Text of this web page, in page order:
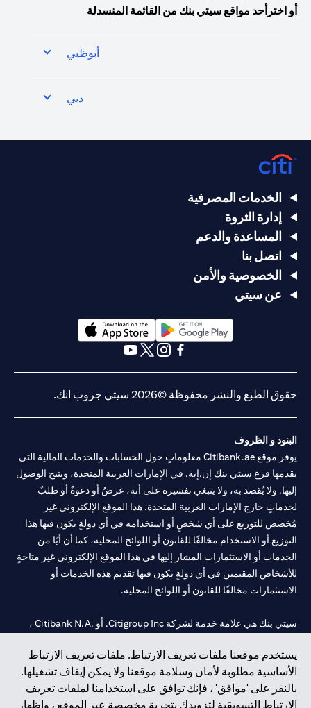
أو اخترأحد مواقع سيتي بنك من القائمة المنسدلة
أبوظبي
دبي
يستخدم موقعنا ملفات تعريف الارتباط. ملفات تعريف الارتباط
الأساسية مطلوبة لأمان وسلامة موقعنا ولا يمكن إيقاف تشغيلها.
بالنقر على 'موافق' ، فإنك توافق على استخدامنا لملفات تعريف
الارتباط التسويقية لتزويدك بتجربة مخصصة عبر الموقع ، وإظهار
الخدمات المصرفية
إدارة الثروة
المساعدة والدعم
اتصل بنا
الخصوصية والأمن
عن سيتي
(opens in a new tab)
حقوق الطبع والنشر محفوظة ©2026 سيتي جروب انك.
البنود و الظروف
يوفر موقع Citibank.ae معلوماتٍ حول الحسابات والخدمات المالية التي
يقدمها فرع سيتي بنك إن.إيه. في الإمارات العربية المتحدة، ويتيح الوصول
إليها. ولا يُقصد به، ولا ينبغي تفسيره على أنه، عرضٌ أو دعوةٌ أو طلبٌ
لخدماتٍ خارج الإمارات العربية المتحدة. هذا الموقع الإلكتروني غير
مُخصص للتوزيع على أي شخصٍ أو استخدامه في أي دولةٍ يكون فيها هذا
التوزيع أو الاستخدام مخالفًا للقانون أو اللوائح المحلية، كما أن أيًا من
الخدمات أو الاستثمارات المشار إليها في هذا الموقع الإلكتروني غير متاحةٍ
للأشخاص المقيمين في أي دولةٍ يكون فيها تقديم هذه الخدمات أو
الاستثمارات مخالفًا للقانون أو اللوائح المحلية.
سيتي بنك هي علامة خدمة لشركة Citigroup Inc. أو .Citibank N.A ،
سيتي بنك إن. إيه. الإمارات مسجل لدى مصرف الإمارات المركزي تحت
أرقام التراخيص 202563 لفرع الوصل في دبي، 531989 لفرع مول